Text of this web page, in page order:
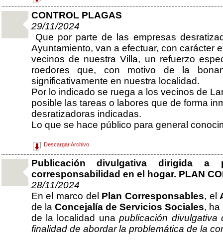
CONTROL PLAGAS
29/11/2024
Que por parte de las empresas
Ayuntamiento, van a efectuar, con carácter
vecinos de nuestra Villa, un refuerzo
roedores que, con motivo de la
significativamente en nuestra localidad.
Por lo indicado se ruega a los vecinos de
posible las tareas o labores que de forma
desratizadoras indicadas.
Lo que se hace público para general
Descargar Archivo
Publicación divulgativa dirigida
corresponsabilidad en el hogar. PLAN
28/11/2024
En el marco del Plan Corresponsables, el
de la Concejalía de Servicios Sociales, ha
de la localidad unapublicación
finalidad de abordar la problemática de la